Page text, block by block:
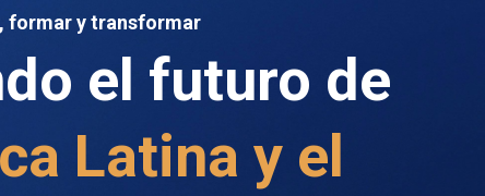
formar y transformar
el futuro de
Latina y el